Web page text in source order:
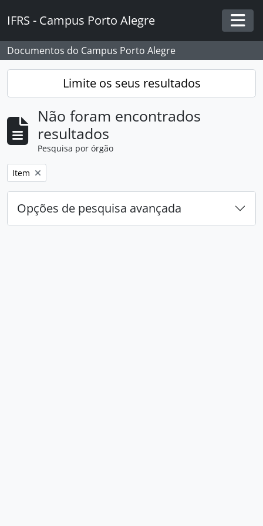
IFRS - Campus Porto Alegre
Documentos do Campus Porto Alegre
Limite os seus resultados
Não foram encontrados
resultados
Pesquisa por órgão
Remover filtro:
Item
Opções de pesquisa avançada